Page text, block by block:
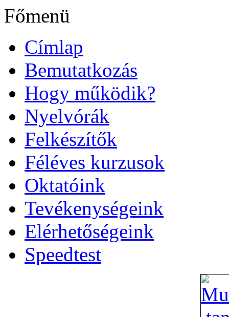
Főmenü
Címlap
Bemutatkozás
Hogy működik?
Nyelvórák
Felkészítők
Féléves kurzusok
Oktatóink
Tevékenységeink
Elérhetőségeink
Speedtest